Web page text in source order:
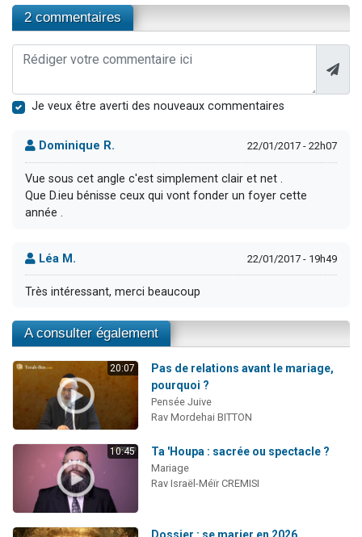
2 commentaires
Je veux être averti des nouveaux commentaires
Dominique R. 22/01/2017 - 22h07
Vue sous cet angle c'est simplement clair et net .
Que D.ieu bénisse ceux qui vont fonder un foyer cette
année .
Léa M. 22/01/2017 - 19h49
Très intéressant, merci beaucoup
A consulter également
20:07
Pas de relations avant le mariage,
pourquoi ?
Pensée Juive
Rav Mordehai BITTON
10:45 Ta 'Houpa : sacrée ou spectacle ?
Mariage
Rav Israël-Méïr CREMISI
Dossier : se marier en 2026